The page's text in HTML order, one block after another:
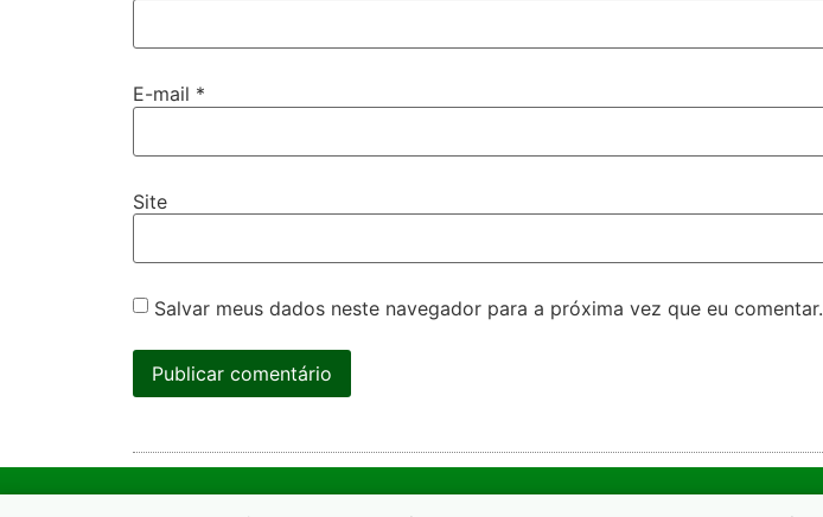
E-mail *
Site
Salvar meus dados neste navegador para a próxima vez que eu comentar.